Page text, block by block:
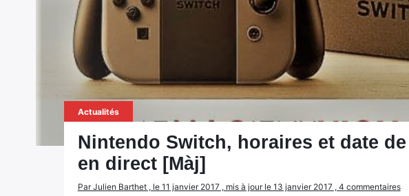
Actualités
Nintendo Switch, horaires et date
en direct [Màj]
Par Julien Barthet , le 11 janvier 2017 , mis à jour le 13 janvier 2017 , 4 commentaires